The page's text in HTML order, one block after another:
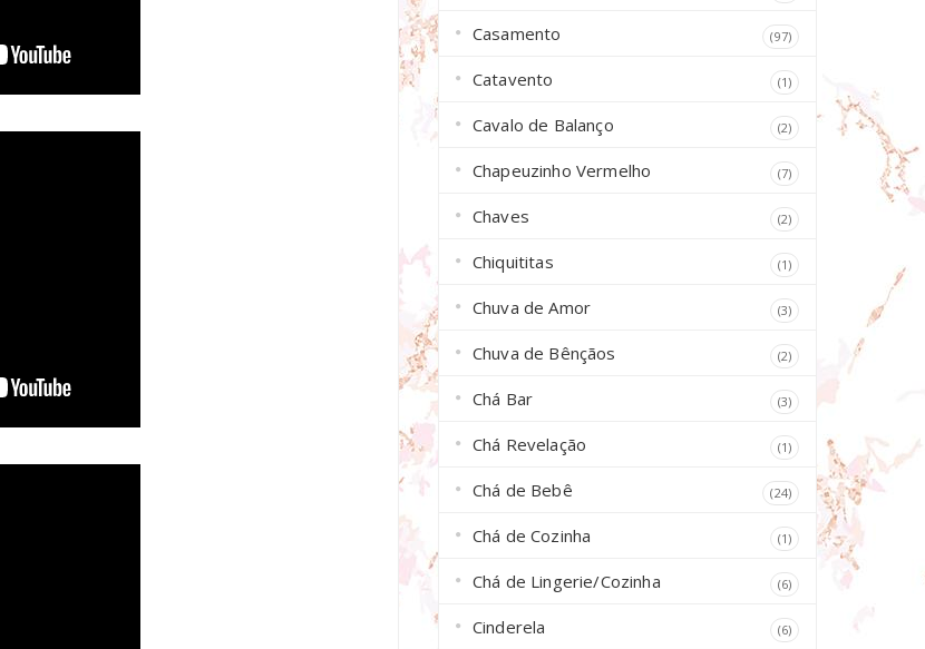
Casamento (97)
Catavento (1)
Cavalo de Balanço (2)
Chapeuzinho Vermelho (7)
Chaves (2)
Chiquititas (1)
Chuva de Amor (3)
Chuva de Bênçãos (2)
Chá Bar (3)
Chá Revelação (1)
Chá de Bebê (24)
Chá de Cozinha (1)
Chá de Lingerie/Cozinha (6)
Cinderela (6)